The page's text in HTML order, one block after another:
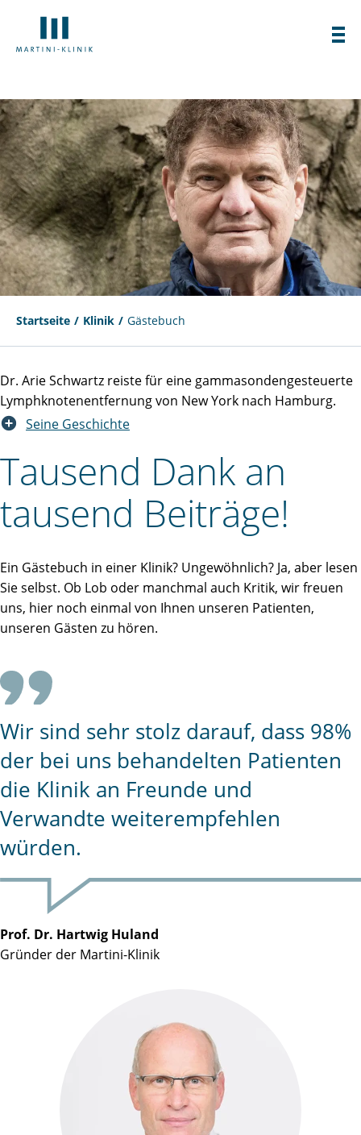
Startseite Klinik Gästebuch
Dr. Arie Schwartz reiste für eine gammasondengesteuerte
Lymphknotenentfernung von New York nach Hamburg.
Seine Geschichte
Tausend Dank an
tausend Beiträge!
Ein Gästebuch in einer Klinik? Ungewöhnlich? Ja, aber lesen
Sie selbst. Ob Lob oder manchmal auch Kritik, wir freuen
uns, hier noch einmal von Ihnen unseren Patienten,
unseren Gästen zu hören.
Wir sind sehr stolz darauf, dass 98%
der bei uns behandelten Patienten
die Klinik an Freunde und
Verwandte weiterempfehlen
würden.
Prof. Dr. Hartwig Huland
Gründer der Martini-Klinik